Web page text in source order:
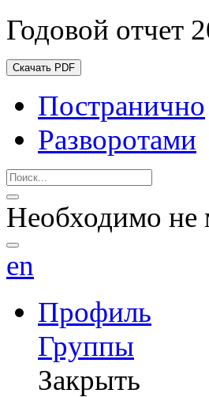
Годовой отчет
Скачать PDF
Постранично
Разворотами
Необходимо не
en
Профиль
Группы
Закрыть